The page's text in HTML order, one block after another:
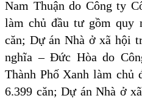
Nam Thuận do Công ty
làm chủ đầu tư gồm quy
căn; Dự án Nhà ở xã hội
nghĩa – Đức Hòa do
Thành Phố Xanh làm chủ
6.399 căn; Dự án Nhà ở